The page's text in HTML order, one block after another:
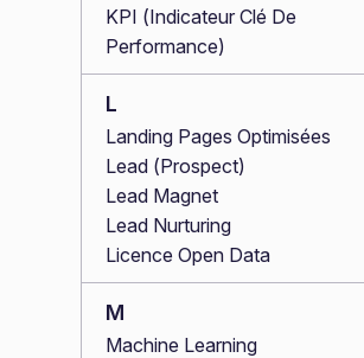
KPI (Indicateur Clé De
Performance)
L
Landing Pages Optimisées
Lead (Prospect)
Lead Magnet
Lead Nurturing
Licence Open Data
M
Machine Learning